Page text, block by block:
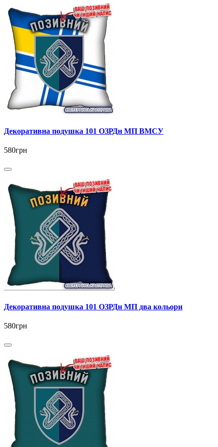
Декоративна подушка 101 ОЗРДн МП ВМСУ
580грн
Декоративна подушка 101 ОЗРДн МП два кольори
580грн